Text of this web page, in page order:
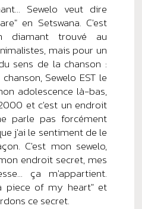
Sewelo veut dire
en Setswana. C'est
diamant trouvé au
mais pour un
sens de la chanson :
Sewelo EST le
adolescence là-bas,
et c'est un endroit
parle pas forcément
j'ai le sentiment de le
C'est mon sewelo,
endroit secret, mes
ça m'appartient.
piece of my heart" et
ce secret.